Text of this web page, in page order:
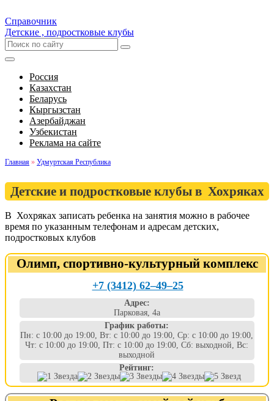
Справочник
Детские , подростковые клубы
Россия
Казахстан
Беларусь
Кыргызстан
Азербайджан
Узбекистан
Реклама на сайте
Главная » Удмуртская Республика
Детские и подростковые клубы в Хохряках
В Хохряках записать ребенка на занятия можно в рабочее
время по указанным телефонам и адресам детских,
подростковых клубов
Олимп, спортивно-культурный комплекс
+7 (3412) 62‒49‒25
Адрес:
Парковая, 4а
График работы:
Пн: с 10:00 до 19:00, Вт: с 10:00 до 19:00, Ср: с 10:00 до 19:00,
Чт: с 10:00 до 19:00, Пт: с 10:00 до 19:00, Сб: выходной, Вс:
выходной
Рейтинг: